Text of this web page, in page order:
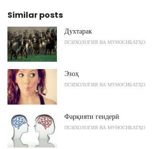
Similar posts
Духтарак
ПСИХОЛОГИЯ ВА МУНОСИБАТҲО
Эзоҳ
ПСИХОЛОГИЯ ВА МУНОСИБАТҲО
Фарқияти гендерӣ
ПСИХОЛОГИЯ ВА МУНОСИБАТҲО